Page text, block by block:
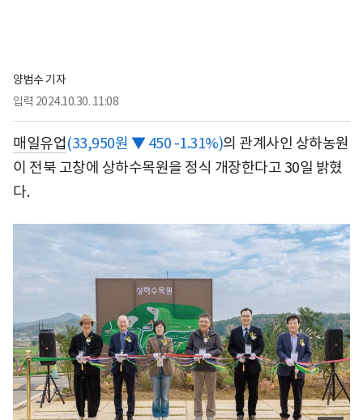
양범수 기자
입력 2024.10.30. 11:08
매일유업(33,950원 ▼ 450 -1.31%)의 관계사인 상하농원
이 전북 고창에 상하수목원을 정식 개장한다고 30일 밝혔
다.